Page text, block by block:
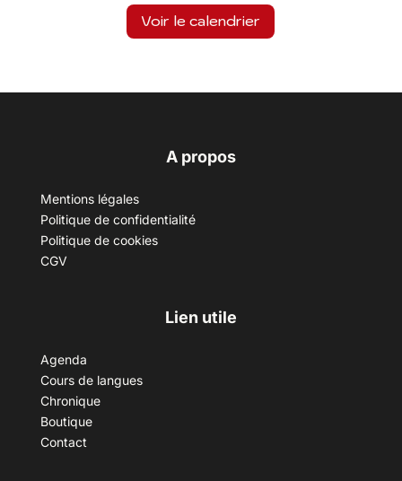
Voir le calendrier
A propos
Mentions légales
Politique de confidentialité
Politique de cookies
CGV
Lien utile
Agenda
Cours de langues
Chronique
Boutique
Contact